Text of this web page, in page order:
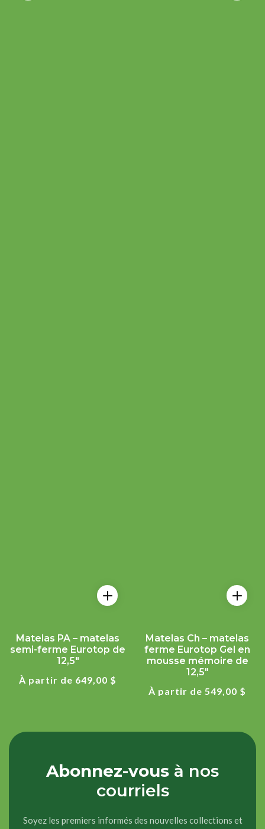
Matelas PA – matelas
semi-ferme Eurotop de
12,5"
Prix
régulier
À partir de 649,00 $
Matelas Ch – matelas
ferme Eurotop Gel en
mousse mémoire de
12,5"
Prix
À partir de 549,00 $
Abonnez-vous à nos
courriels
Soyez les premiers informés des nouvelles collections et